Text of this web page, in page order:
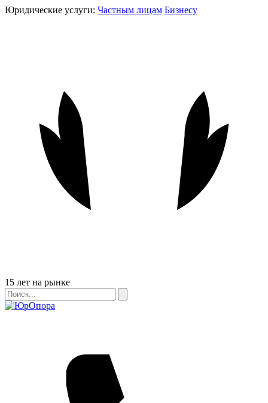
Юридические услуги: Частным лицам Бизнесу
Бейдж
15 лет на рынке
Поиск
Поиск